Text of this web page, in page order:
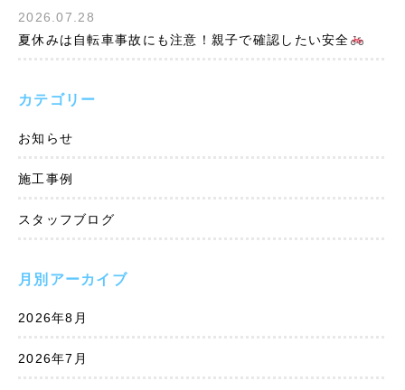
2026.07.28
夏休みは自転車事故にも注意！親子で確認したい安全
カテゴリー
お知らせ
施工事例
スタッフブログ
月別アーカイブ
2026年8月
2026年7月